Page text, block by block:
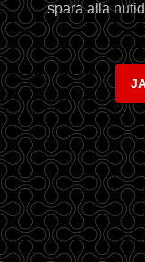
spara alla